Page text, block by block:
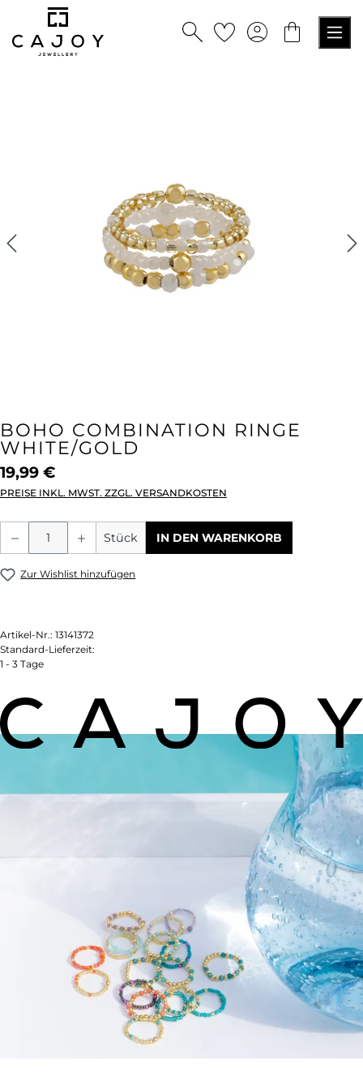
springen
BOHO COMBINATION RINGE
WHITE/GOLD
19,99 €
PREISE INKL. MWST. ZZGL. VERSANDKOSTEN
Produkt Anzahl: Gib den gewünschten
Stück IN DEN WARENKORB
Zur Wishlist hinzufügen
Artikel-Nr.: 13141372
Standard-Lieferzeit:
1 - 3 Tage